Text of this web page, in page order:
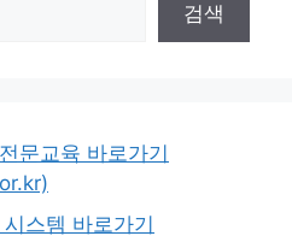
검색
문교육 바로가기
스템 바로가기